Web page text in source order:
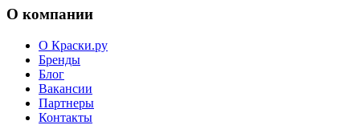
О компании
О Краски.ру
Бренды
Блог
Вакансии
Партнеры
Контакты